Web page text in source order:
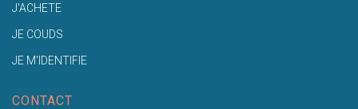
J'ACHETE
JE COUDS
JE M'IDENTIFIE
CONTACT